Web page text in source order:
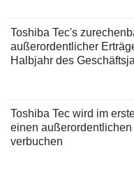
Toshiba Tec's
außerordentlicher
Halbjahr des
Toshiba Tec wird im
einen
verbuchen